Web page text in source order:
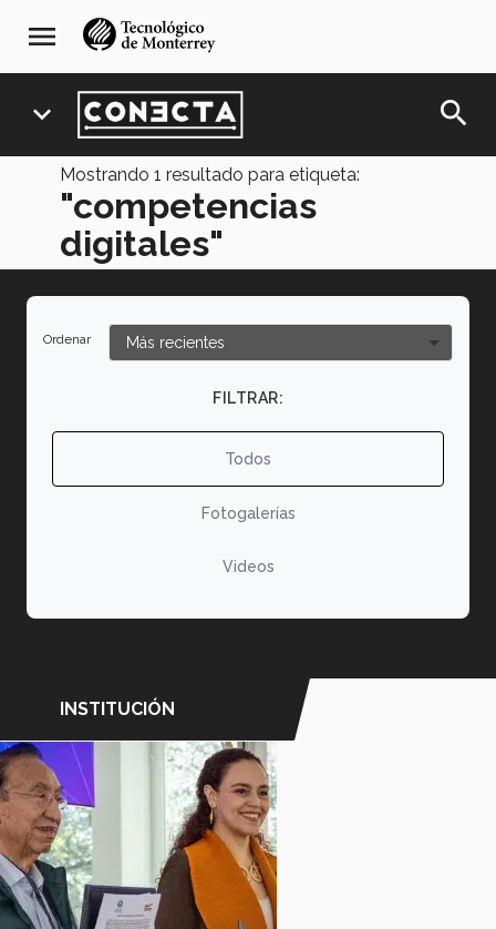
navegación
principal
menu
expand_more search
Mostrando 1 resultado para etiqueta:
"competencias
digitales"
Ordenar
FILTRAR:
Todos
Fotogalerías
Videos
INSTITUCIÓN